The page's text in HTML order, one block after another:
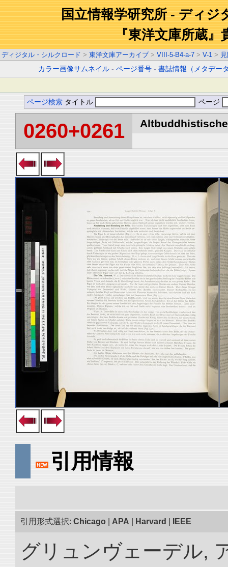
国立情報学研究所 - ディジ
『東洋文庫所蔵』
ディジタル・シルクロード > 東洋文庫アーカイブ > VIII-5-B4-a-7 > V-1 >
カラー画像サムネイル -ページ番号 -書誌情報（メタデー
ページ検索 タイトル ページ
0260+0261
引用情報
引用形式選択: Chicago APA Harvard IEEE
グリュンヴェーデル,